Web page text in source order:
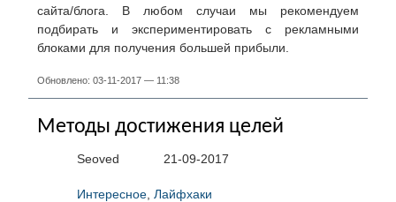
сайта/блога. В любом случаи мы рекомендуем
подбирать и экспериментировать с рекламными
блоками для получения большей прибыли.
Обновлено: 03-11-2017 — 11:38
Методы достижения целей
Seoved 21-09-2017
Интересное ,Лайфхаки